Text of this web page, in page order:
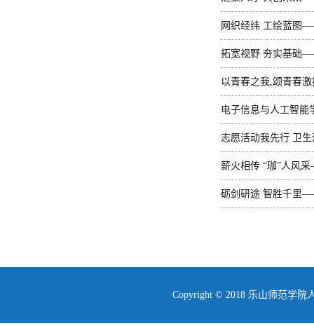
网织经纬 工绘蓝图
拓宽视野 夯实基础
活动
以青春之我,颂青春
电子信息与人工智能
志愿活动我先行 卫
服务活动
薪火相传 “珈”人风
砺剑研途 智胜千里
Copyright © 2018 乐山师范学院